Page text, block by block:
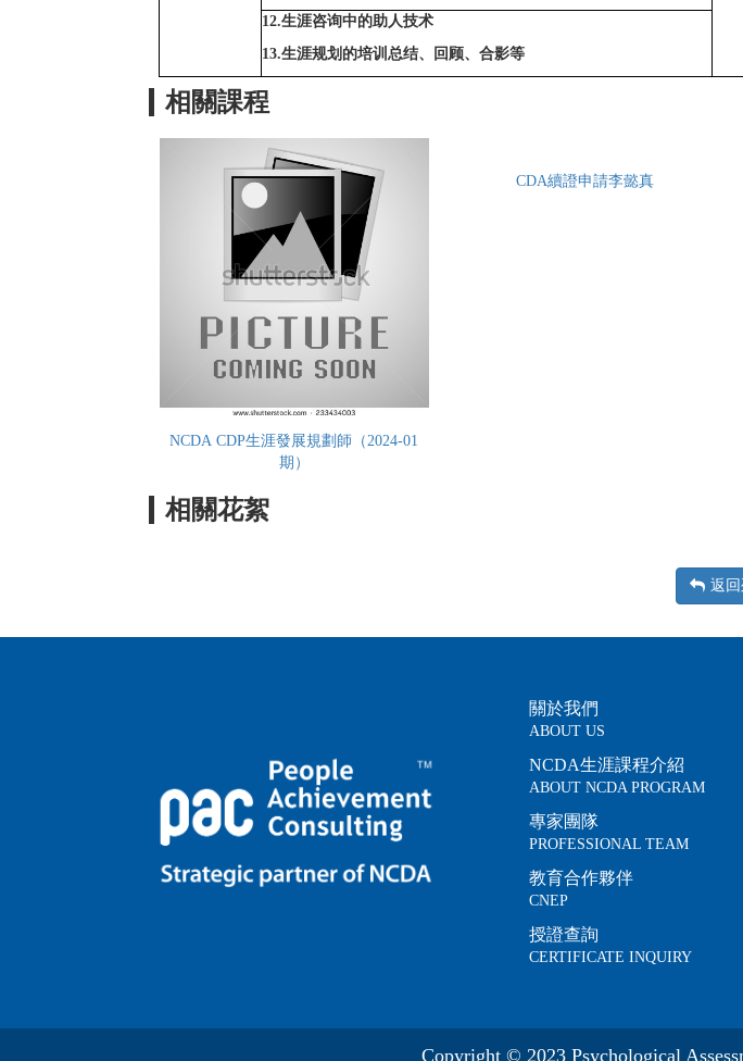
12.生涯咨询中的助人技术
13.生涯规划的培训总结、回顾、合影等
相關課程
NCDA CDP生涯發展規劃師（2024-01
期）
CDA續證申請李懿真
相關花絮
返
關於我們
ABOUT US
NCDA生涯課程介紹
ABOUT NCDA PROGRAM
專家團隊
PROFESSIONAL TEAM
教育合作夥伴
CNEP
授證查詢
CERTIFICATE INQUIRY
Copyright © 2023 Psychological